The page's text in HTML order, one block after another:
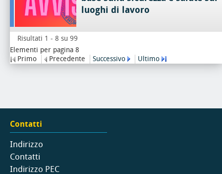
luoghi di lavoro
Risultati 1 - 8 su 99
Elementi per pagina 8
Primo
Precedente Successivo Ultimo
Contatti
Indirizzo
Contatti
Indirizzo PEC